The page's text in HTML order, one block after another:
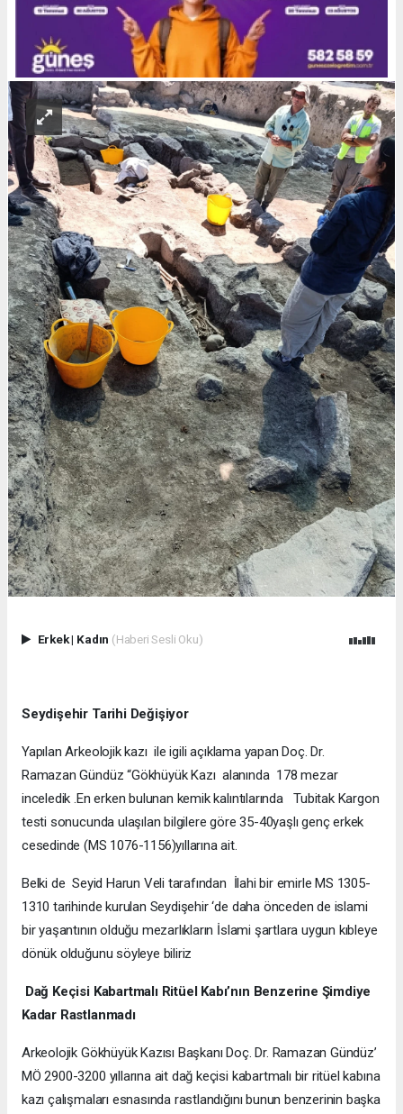
Erkek| Kadın (Haberi Sesli Oku)
Seydişehir Tarihi Değişiyor
Yapılan Arkeolojik kazı ile igili açıklama yapan Doç. Dr.
Ramazan Gündüz “Gökhüyük Kazı alanında 178 mezar
inceledik .En erken bulunan kemik kalıntılarında Tubitak Kargon
testi sonucunda ulaşılan bilgilere göre 35-40yaşlı genç erkek
cesedinde (MS 1076-1156)yıllarına ait.
Belki de Seyid Harun Veli tarafından İlahi bir emirle MS 1305-
1310 tarihinde kurulan Seydişehir ‘de daha önceden de islami
bir yaşantının olduğu mezarlıkların İslami şartlara uygun kıbleye
dönük olduğunu söyleye biliriz
Dağ Keçisi Kabartmalı Ritüel Kabı’nın Benzerine Şimdiye
Kadar Rastlanmadı
Arkeolojik Gökhüyük Kazısı Başkanı Doç. Dr. Ramazan Gündüz’
MÖ 2900-3200 yıllarına ait dağ keçisi kabartmalı bir ritüel kabına
kazı çalışmaları esnasında rastlandığını bunun benzerinin başka